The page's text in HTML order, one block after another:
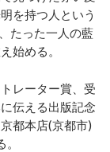
を持つ人という
たった一人の藍
始める。
レーター賞、受
伝える出版記念
都本店(京都市)